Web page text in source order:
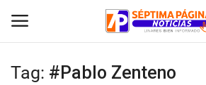
Tag: #Pablo Zenteno